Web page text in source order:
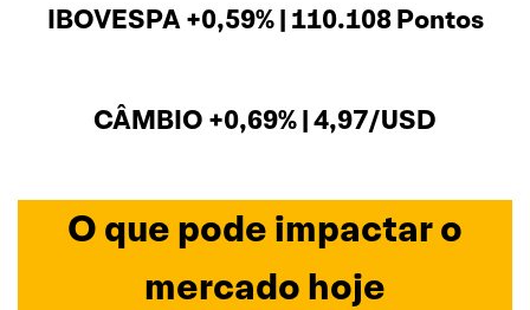
IBOVESPA +0,59% | 110.108 Pontos
CÂMBIO +0,69% | 4,97/USD
O que pode impactar o
mercado hoje